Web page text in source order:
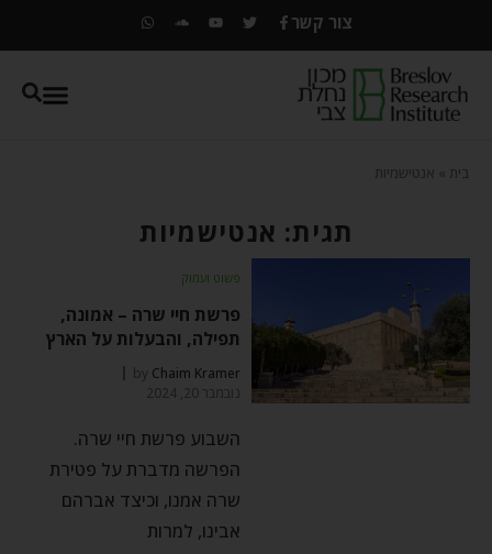
צור קשר
בית אנטישמיות
תגית: אנטישמיות
פשוט ועמוק
פרשת חיי שרה – אמונה,
תפילה, והבעלות על הארץ
by Chaim Kramer
נובמבר 20, 2024
השבוע פרשת חיי שרה.
הפרשה מדברת על פטירת
שרה אמנו, וכיצד אברהם
אבינו, למרות